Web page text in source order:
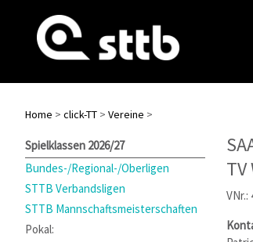
Home > click-TT > Vereine >
Spielklassen 2026/27
Bundes-/Regional-/Oberligen
STTB Verbandsligen
STTB Mannschaftsmeisterschaften
Pokal:
TV
VNr.: